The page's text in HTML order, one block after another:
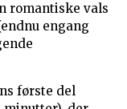
romantiske vals
engang
første del